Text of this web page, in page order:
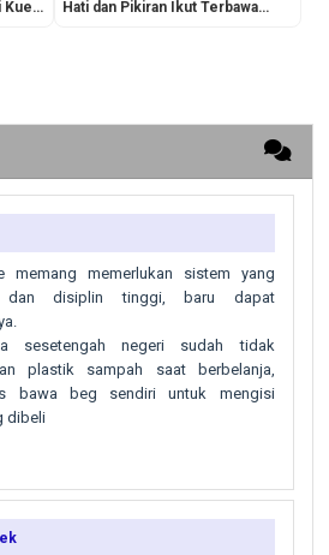
Kue
Hati dan Pikiran Ikut Terbawa
memang memerlukan sistem yang
dan disiplin tinggi, baru dapat
sesetengah negeri sudah tidak
plastik sampah saat berbelanja,
bawa beg sendiri untuk mengisi
dibeli